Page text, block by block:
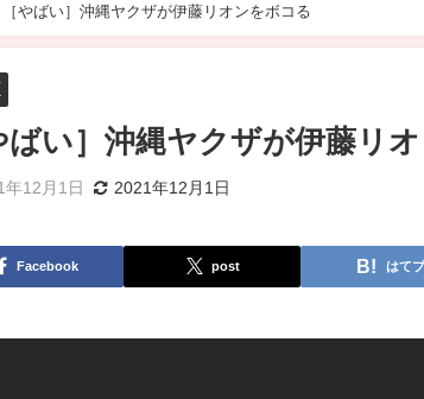
［やばい］沖縄ヤクザが伊藤リオンをボコる
ばい］沖縄ヤクザが伊藤リ
年12月1日 2021年12月1日
Facebook post はて